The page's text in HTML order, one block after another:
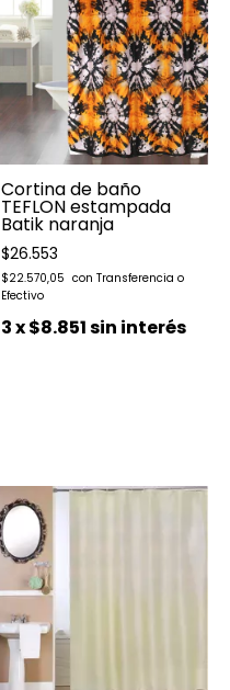
Cortina de baño
TEFLON estampada
Batik naranja
$26.553
$22.570,05
3x$8.851sin interés